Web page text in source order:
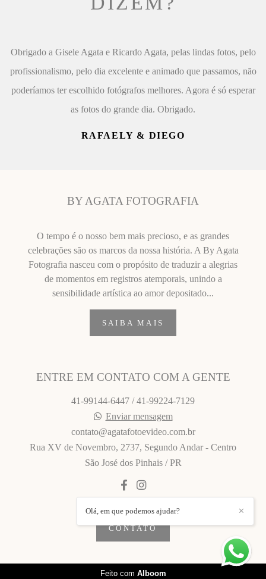
Obrigado a Gisele Agata e Ricardo Agata, pelas lindas fotos, pelo
profissionalismo, pelo dia excelente e animado que passamos, não
poderíamos ter escolhido fotógrafos melhores. Agora é só esperar
as fotos do grande dia. Obrigado.
RAFAELY & DIEGO
BY AGATA FOTOGRAFIA
O tempo é o nosso bem mais precioso, e as grandes
celebrações são os marcos da nossa história. A By Agata
Fotografia nasceu com o propósito de traduzir a alegrias
de momentos em registros atemporais, unindo a
sensibilidade artística ao amor depositado...
SAIBA MAIS
ENTRE EM CONTATO COM A GENTE
41-99144-6447 / 41-99224-7129
Enviar mensagem
contato@agatafotoevideo.com.br
Rua XV de Novembro, 2737, Segundo Andar - Centro
São José dos Pinhais / PR
CONTATO
✕
Olá, em que podemos ajudar?
Feito com Alboom